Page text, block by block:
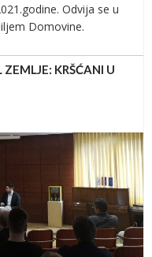
Odvija se u
Domovine.
KRŠĆANI U